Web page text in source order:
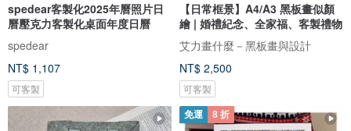
spedear客製化2025年曆照片日
曆壓克力客製化桌面年度日曆
spedear
NT$ 1,107
可客製
【日常框景】A4/A3 黑板畫似顏
繪 | 婚禮紀念、全家福、客製禮物
艾力畫什麼－黑板畫與設計
NT$ 2,500
可客製
免運 8 折